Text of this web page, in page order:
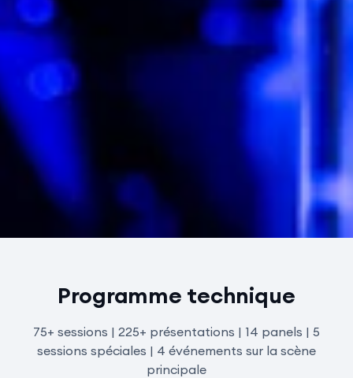
Programme technique
75+ sessions | 225+ présentations | 14 panels | 5
sessions spéciales | 4 événements sur la scène
principale